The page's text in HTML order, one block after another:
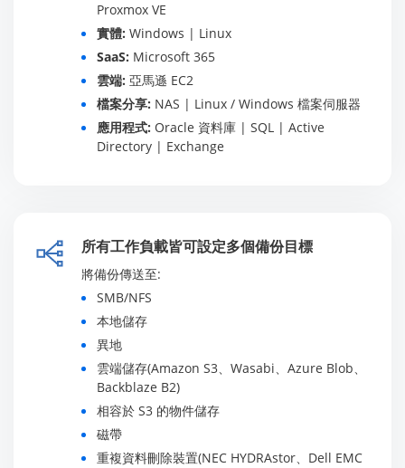
Proxmox VE
實體: Windows | Linux
SaaS: Microsoft 365
雲端: 亞馬遜 EC2
檔案分享: NAS | Linux / Windows 檔案伺服器
應用程式: Oracle 資料庫 | SQL | Active
Directory | Exchange
所有工作負載皆可設定多個備份目標
將備份傳送至:
SMB/NFS
本地儲存
異地
雲端儲存(Amazon S3、Wasabi、Azure Blob、
Backblaze B2)
相容於 S3 的物件儲存
磁帶
重複資料刪除裝置(NEC HYDRAstor、Dell EMC